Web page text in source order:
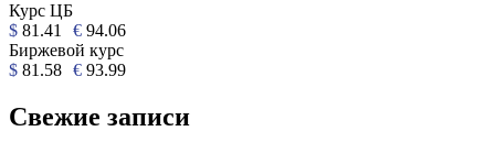
Курс ЦБ
$ 81.41 € 94.06
Биржевой курс
$ 81.58 € 93.99
Свежие записи